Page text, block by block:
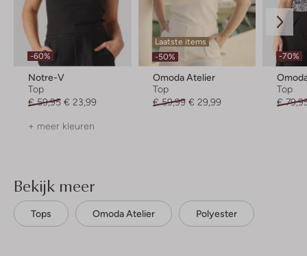
-60%
Notre-V
Top
€ 59,95 € 23,99
+ meer kleuren
Laatste items
-50%
Omoda Atelier
Top
€ 59,99 € 29,99
-70%
Top
€
Bekijk meer
Tops Omoda Atelier Polyester